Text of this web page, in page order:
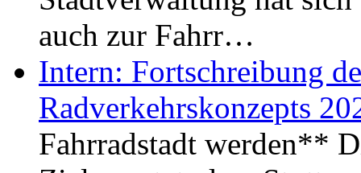
auch zur Fahrr…
Intern: Fortschreibung
Radverkehrskonzepts
Fahrradstadt werden**